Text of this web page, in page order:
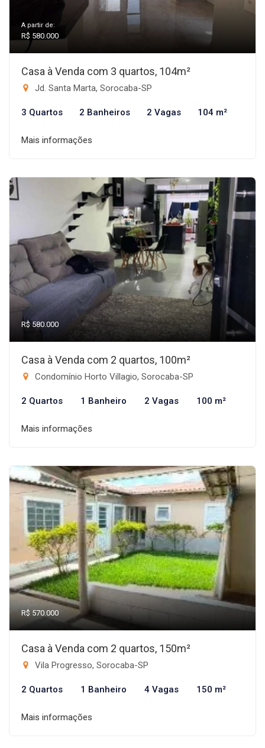
A partir de:
R$ 580.000
Casa à Venda com 3 quartos, 104m²
Jd. Santa Marta, Sorocaba-SP
3 Quartos 2 Banheiros 2 Vagas 104 m²
Mais informações
R$ 580.000
Casa à Venda com 2 quartos, 100m²
Condomínio Horto Villagio, Sorocaba-SP
2 Quartos 1 Banheiro 2 Vagas 100 m²
Mais informações
R$ 570.000
Casa à Venda com 2 quartos, 150m²
Vila Progresso, Sorocaba-SP
2 Quartos 1 Banheiro 4 Vagas 150 m²
Mais informações